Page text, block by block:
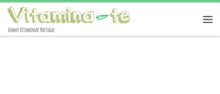
Vamos Vitaminar Portugal